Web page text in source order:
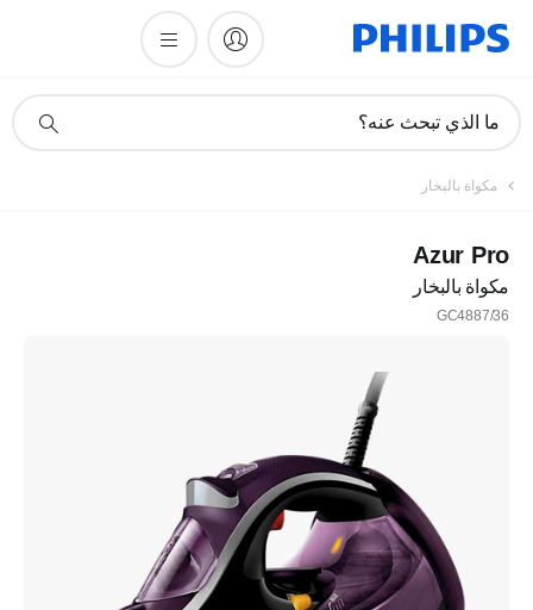
دعم
ما الذي تبحث عنه؟
مكواة بالبخار
Azur Pro
مكواة بالبخار
GC4887/36